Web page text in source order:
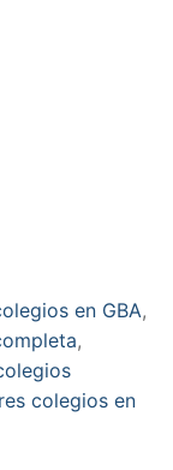
en GBA,
,
colegios en